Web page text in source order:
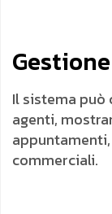
Il sistema può
agenti,
commerciali.